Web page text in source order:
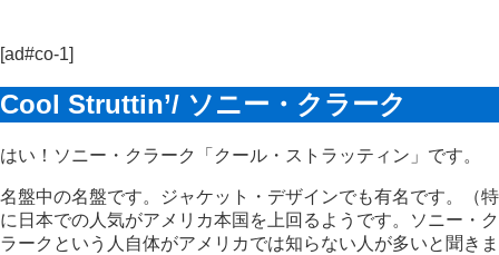
[ad#co-1]
Cool Struttin’/ ソニー・クラーク
はい！ソニー・クラーク「クール・ストラッティン」です。
名盤中の名盤です。ジャケット・デザインでも有名です。（特
に日本での人気がアメリカ本国を上回るようです。ソニー・ク
ラークという人自体がアメリカでは知らない人が多いと聞きま